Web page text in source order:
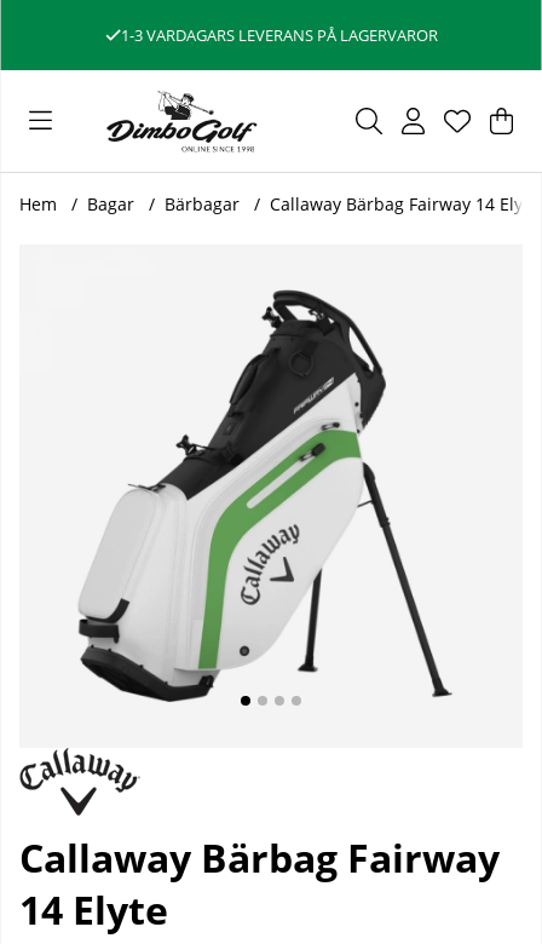
1-3 VARDAGARS LEVERANS PÅ LAGERVAROR
.
Hem Bagar Bärbagar Callaway Bärbag Fairway 14 Elyte
Callaway Bärbag Fairway
14 Elyte